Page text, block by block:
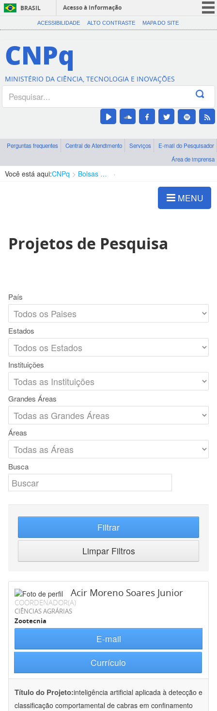
BRASIL
Acesso à informação
CORONAVÍRUS (COVID-19)
Canais
ACESSIBILIDADE ALTO CONTRASTE MAPA DO SITE
CNPq
MINISTÉRIO DA CIÊNCIA, TECNOLOGIA E INOVAÇÕES
Perguntas frequentes Central de Atendimento Serviços
E-mail do Pesquisador
Área de imprensa
Você está aqui:CNPq Bolsas e Auxílios Vigentes
MENU
Projetos de Pesquisa
País
Estados
Instituições
Grandes Áreas
Áreas
Busca
Filtrar
Limpar Filtros
Acir Moreno Soares Junior
COORDENADOR(A)
CIÊNCIAS AGRÁRIAS
Zootecnia
E-mail
Currículo
Título do Projeto:inteligência artificial aplicada à detecção e
classificação comportamental de cabras em confinamento